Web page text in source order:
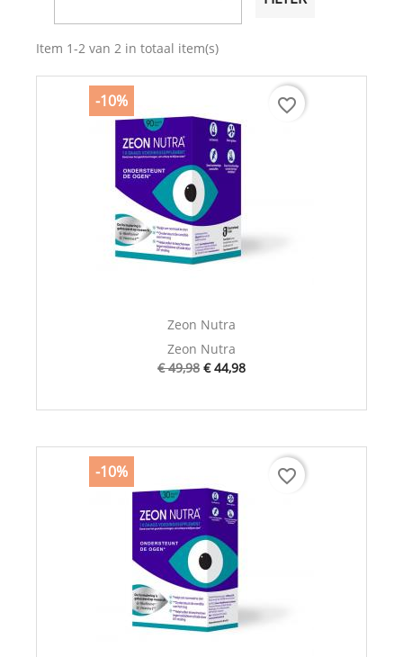
Item 1-2 van 2 in totaal item(s)
Zeon Nutra
Zeon Nutra
€ 49,98 € 44,98
-10% favorite_border
-10% favorite_border